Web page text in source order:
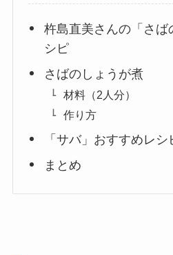
杵島直美さんの「さば
シピ
さばのしょうが煮
材料（2人分）
作り方
「サバ」おすすめレシ
まとめ